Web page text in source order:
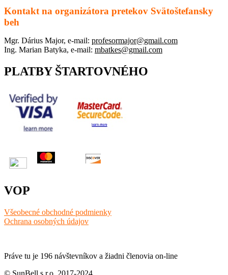
Kontakt na organizátora pretekov Svätoštefansky
beh
Mgr. Dárius Major, e-mail: profesormajor@gmail.com
Ing. Marian Batyka, e-mail: mbatkes@gmail.com
PLATBY ŠTARTOVNÉHO
VOP
Všeobecné obchodné podmienky
Ochrana osobných údajov
Práve tu je 196 návštevníkov a žiadni členovia on-line
© SunBell s.r.o. 2017-2024